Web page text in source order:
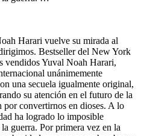
Harari vuelve su mirada al
Bestseller del New York
vendidos Yuval Noah Harari,
unánimemente
una secuela igualmente original,
su atención en el futuro de la
por convertirnos en dioses. A lo
ha logrado lo imposible
guerra. Por primera vez en la